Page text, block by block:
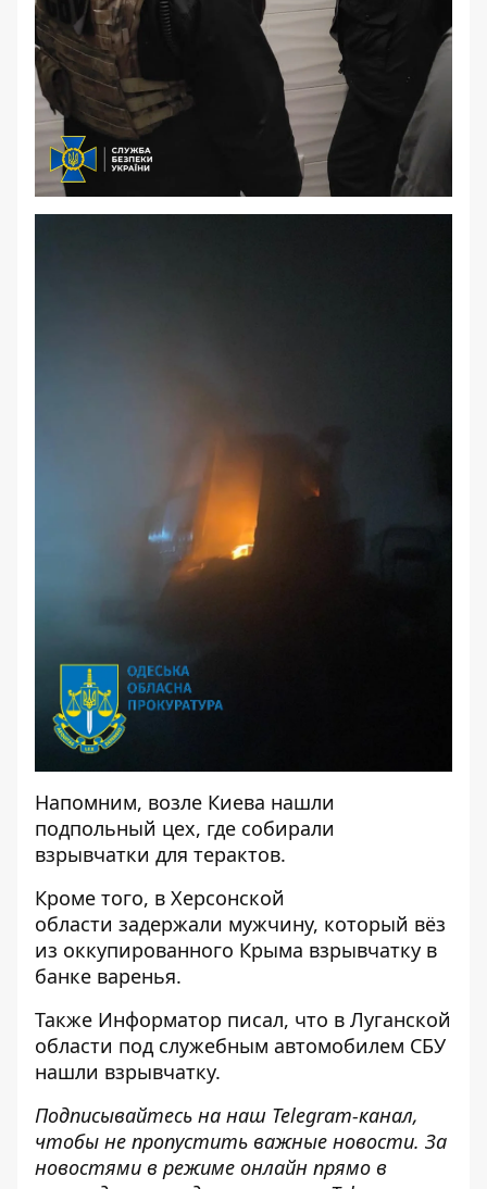
Напомним, возле Киева нашли
подпольный цех, где собирали
взрывчатки для терактов.
Кроме того, в Херсонской
области задержали мужчину, который вёз
из оккупированного Крыма взрывчатку в
банке варенья.
Также Информатор писал, что в Луганской
области под служебным автомобилем СБУ
нашли взрывчатку.
Подписывайтесь на наш Telegram-канал,
чтобы не пропустить важные новости. За
новостями в режиме онлайн прямо в